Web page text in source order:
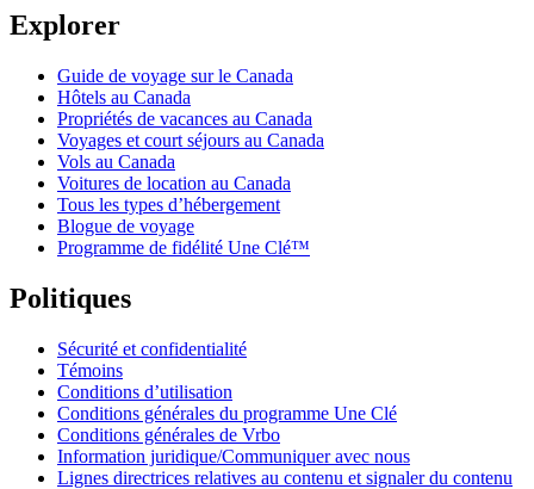
Explorer
Guide de voyage sur le Canada
Hôtels au Canada
Propriétés de vacances au Canada
Voyages et court séjours au Canada
Vols au Canada
Voitures de location au Canada
Tous les types d’hébergement
Blogue de voyage
Programme de fidélité Une Clé™
Politiques
Sécurité et confidentialité
Témoins
Conditions d’utilisation
Conditions générales du programme Une Clé
Conditions générales de Vrbo
Information juridique/Communiquer avec nous
Lignes directrices relatives au contenu et signaler du contenu